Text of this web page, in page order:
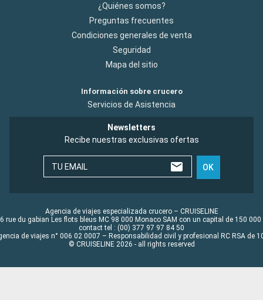
¿Quiénes somos?
Preguntas frecuentes
Condiciones generales de venta
Seguridad
Mapa del sitio
Información sobre crucero
Servicios de Asistencia
Newsletters
Recibe nuestras exclusivas ofertas
TU EMAIL OK
Agencia de viajes especializada crucero – CRUISELINE
rue du gabian Les flots bleus MC 98 000 Monaco SAM con un capital de 150 000
contact tel : (00) 377 97 97 84 50
de viajes n° 006 02 0007 – Responsabilidad civil y profesional RC RSA de
© CRUISELINE 2026 - all rights reserved